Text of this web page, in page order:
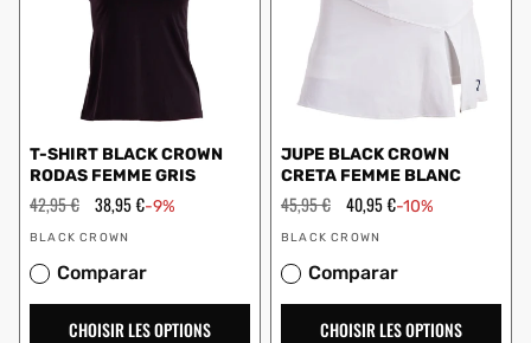
T-SHIRT BLACK CROWN
RODAS FEMME GRIS
Prix
régulier
42,95 € Prix
en
solde
38,95 €-9%
Vendeur
BLACK CROWN
Comparar
CHOISIR LES OPTIONS
JUPE BLACK CROWN
CRETA FEMME BLANC
Prix
régulier
45,95 € Prix
solde
40,95 €-10%
Vendeur
BLACK CROWN
Comparar
CHOISIR LES OPTIONS